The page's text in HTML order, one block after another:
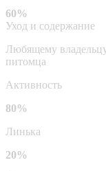
60%
Уход и содержание
Любящему
питомца
Активность
80%
Линька
20%